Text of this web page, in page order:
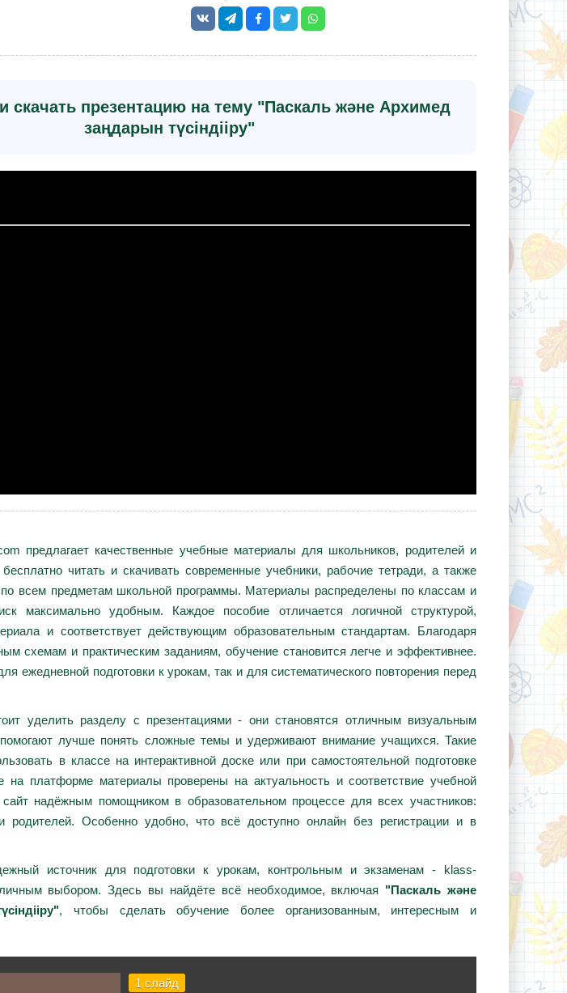
скачать презентацию на тему "Паскаль және Архимед
заңдарын түсіндііру"
предлагает качественные учебные материалы для школьников, родителей и
читать и скачивать современные учебники, рабочие тетради, а также
по всем предметам школьной программы. Материалы распределены по классам и
максимально удобным. Каждое пособие отличается логичной структурой,
и соответствует действующим образовательным стандартам. Благодаря
схемам и практическим заданиям, обучение становится легче и эффективнее.
ежедневной подготовки к урокам, так и для систематического повторения перед
уделить разделу с презентациями - они становятся отличным визуальным
лучше понять сложные темы и удерживают внимание учащихся. Такие
в классе на интерактивной доске или при самостоятельной подготовке
платформе материалы проверены на актуальность и соответствие учебной
надёжным помощником в образовательном процессе для всех участников:
родителей. Особенно удобно, что всё доступно онлайн без регистрации и в
источник для подготовки к урокам, контрольным и экзаменам - klass-
выбором. Здесь вы найдёте всё необходимое, включая "Паскаль және
, чтобы сделать обучение более организованным, интересным и
1 слайд